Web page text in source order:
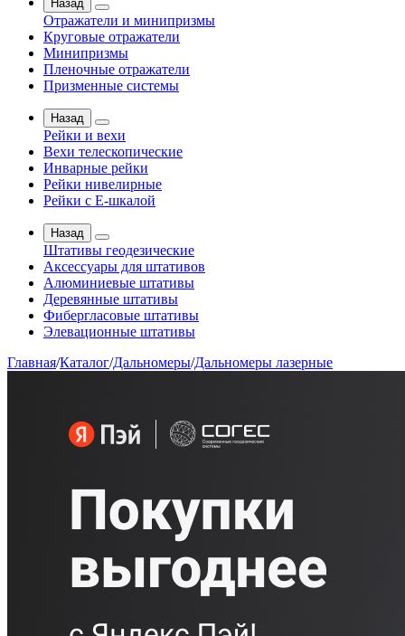
Назад
Отражатели и минипризмы
Круговые отражатели
Минипризмы
Пленочные отражатели
Призменные системы
Назад
Рейки и вехи
Вехи телескопические
Инварные рейки
Рейки нивелирные
Рейки с Е-шкалой
Назад
Штативы геодезические
Аксессуары для штативов
Алюминиевые штативы
Деревянные штативы
Фибергласовые штативы
Элевационные штативы
Главная/Каталог/Дальномеры/Дальномеры лазерные